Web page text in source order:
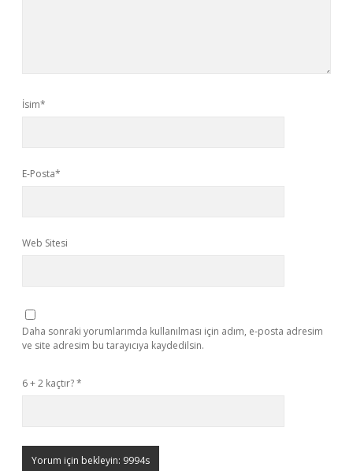
İsim*
E-Posta*
Web Sitesi
Daha sonraki yorumlarımda kullanılması için adım, e-posta adresim
ve site adresim bu tarayıcıya kaydedilsin.
6 + 2 kaçtır?*